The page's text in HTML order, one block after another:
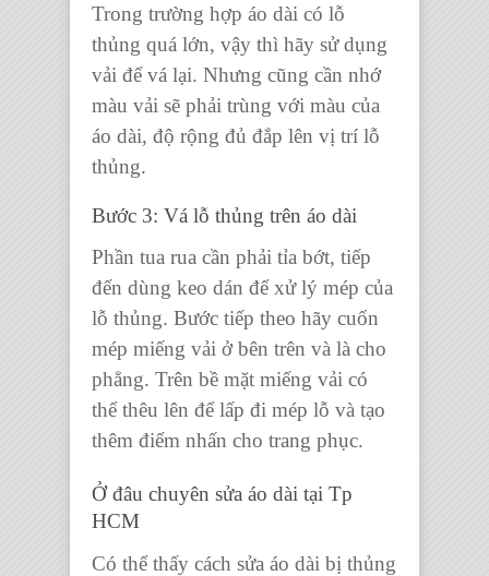
Trong trường hợp áo dài có lỗ
thủng quá lớn, vậy thì hãy sử dụng
vải để vá lại. Nhưng cũng cần nhớ
màu vải sẽ phải trùng với màu của
áo dài, độ rộng đủ đắp lên vị trí lỗ
thủng.
Bước 3: Vá lỗ thủng trên áo dài
Phần tua rua cần phải tỉa bớt, tiếp
đến dùng keo dán để xử lý mép của
lỗ thủng. Bước tiếp theo hãy cuốn
mép miếng vải ở bên trên và là cho
phẳng. Trên bề mặt miếng vải có
thể thêu lên để lấp đi mép lỗ và tạo
thêm điểm nhấn cho trang phục.
Ở đâu chuyên sửa áo dài tại Tp
HCM
Có thể thấy cách sửa áo dài bị thủng